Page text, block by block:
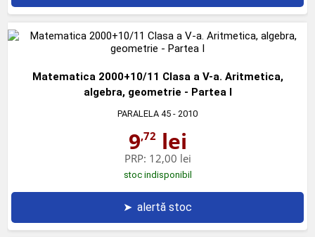
Matematica 2000+10/11 Clasa a V-a. Aritmetica,
algebra, geometrie - Partea I
PARALELA 45 - 2010
9,72lei
PRP: 12,00 lei
stoc indisponibil
➤ alertă stoc